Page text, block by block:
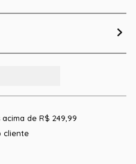
de R$ 249,99
cliente